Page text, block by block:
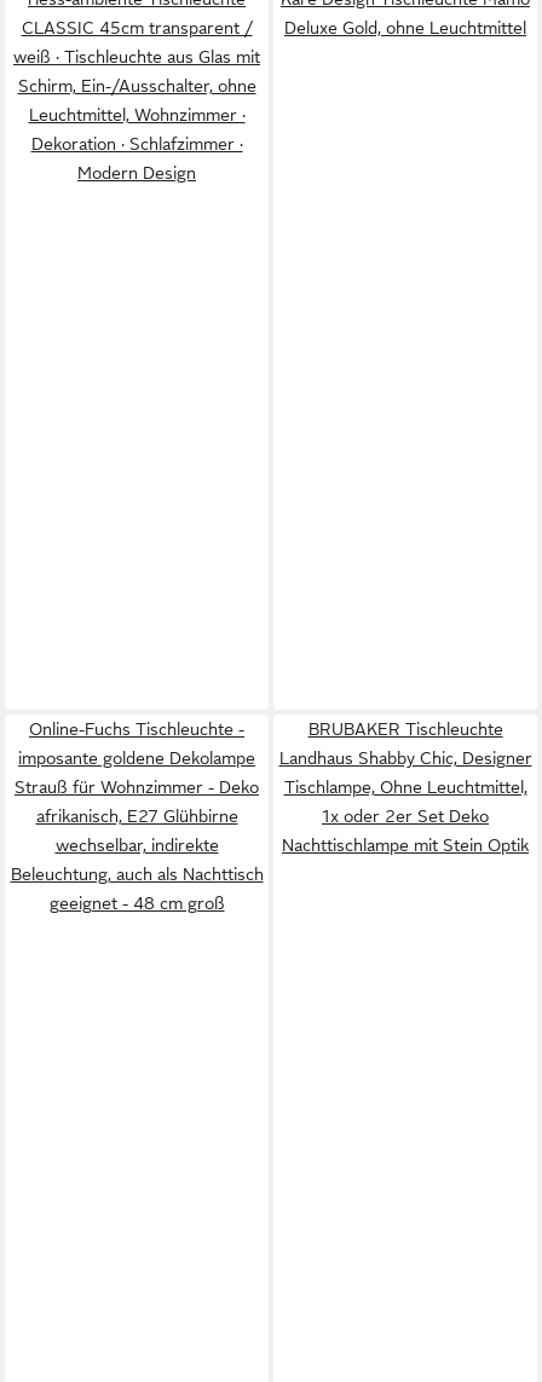
CLASSIC 45cm transparent /
weiß · Tischleuchte aus Glas mit
Schirm, Ein-/Ausschalter, ohne
Leuchtmittel, Wohnzimmer ·
Dekoration · Schlafzimmer ·
Modern Design
Deluxe Gold, ohne Leuchtmittel
Online-Fuchs Tischleuchte -
imposante goldene Dekolampe
Strauß für Wohnzimmer - Deko
afrikanisch, E27 Glühbirne
wechselbar, indirekte
Beleuchtung, auch als Nachttisch
geeignet - 48 cm groß
BRUBAKER Tischleuchte
Landhaus Shabby Chic, Designer
Tischlampe, Ohne Leuchtmittel,
1x oder 2er Set Deko
Nachttischlampe mit Stein Optik